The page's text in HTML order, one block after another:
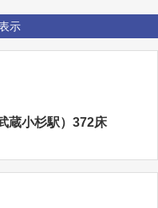
示
蔵小杉駅）372床